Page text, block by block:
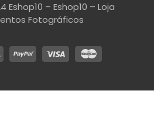
– Eshop10 – Loja
Fotográficos